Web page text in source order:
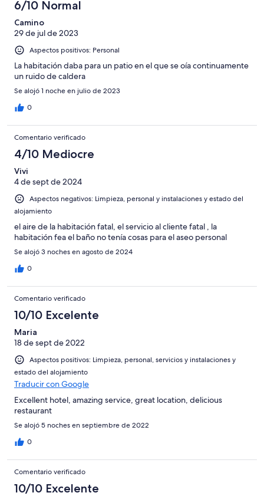
6/10 Normal
Camino
29 de jul de 2023
Aspectos positivos: Personal
La habitación daba para un patio en el que se oía continuamente
un ruido de caldera
Se alojó 1 noche en julio de 2023
0
Comentario verificado
4/10 Mediocre
Vivi
4 de sept de 2024
Aspectos negativos: Limpieza, personal y instalaciones y estado del
alojamiento
el aire de la habitación fatal, el servicio al cliente fatal , la
habitación fea el baño no tenía cosas para el aseo personal
Se alojó 3 noches en agosto de 2024
0
Comentario verificado
10/10 Excelente
Maria
18 de sept de 2022
Aspectos positivos: Limpieza, personal, servicios y instalaciones y
estado del alojamiento
Traducir con Google
Excellent hotel, amazing service, great location, delicious
restaurant
Se alojó 5 noches en septiembre de 2022
0
Comentario verificado
10/10 Excelente